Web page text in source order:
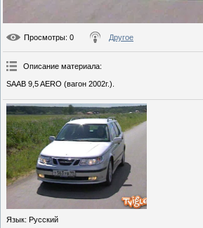
Просмотры: 0 Другое
Описание материала:
SAAB 9,5 AERO (вагон 2002г.).
Язык: Русский